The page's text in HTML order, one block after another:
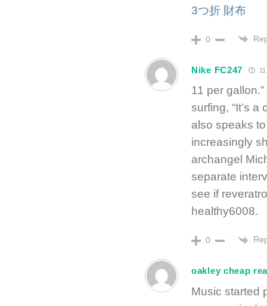
3つ折 財布
0
Nike FC247
11 per
surfing, “It’s
also speaks
increasingly
archangel
separate
see if
healthy6008.
0
oakley cheap
Music started